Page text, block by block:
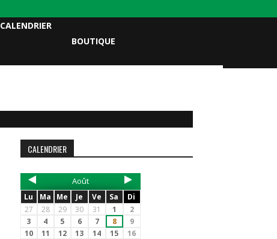
CALENDRIER
BOUTIQUE
CALENDRIER
Août
Lu Ma Me Je Ve Sa
Di
27
28 29 30 31 1
2
3
4 5 6 7 8
9
10
11 12 13 14 15
16